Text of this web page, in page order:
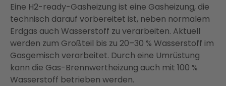
Eine H2-ready-Gasheizung ist eine Gasheizung, die
technisch darauf vorbereitet ist, neben normalem
Erdgas auch Wasserstoff zu verarbeiten. Aktuell
werden zum Großteil bis zu 20–30 % Wasserstoff im
Gasgemisch verarbeitet. Durch eine Umrüstung
kann die Gas-Brennwertheizung auch mit 100 %
Wasserstoff betrieben werden.